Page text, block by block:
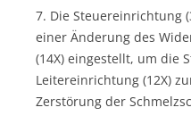
7. Die Steuereinrichtung
einer Änderung des
(14X) eingestellt, um die
Leitereinrichtung (12X)
Zerstörung der